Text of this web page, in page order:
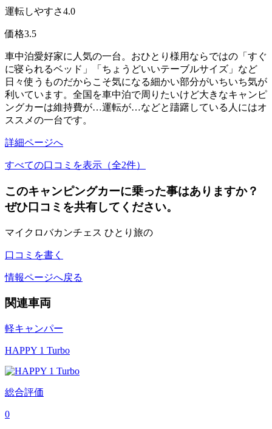
運転しやすさ4.0
価格3.5
車中泊愛好家に人気の一台。おひとり様用ならではの「すぐ
に寝られるベッド」「ちょうどいいテーブルサイズ」など
日々使うものだからこそ気になる細かい部分がいちいち気が
利いています。全国を車中泊で周りたいけど大きなキャンピ
ングカーは維持費が…運転が…などと躊躇している人にはオ
ススメの一台です。
詳細ページへ
すべての口コミを表示（全2件）
このキャンピングカーに乗った事はありますか？
ぜひ口コミを共有してください。
マイクロバカンチェス ひとり旅の
口コミを書く
情報ページへ戻る
関連車両
軽キャンパー
HAPPY 1 Turbo
総合評価
0